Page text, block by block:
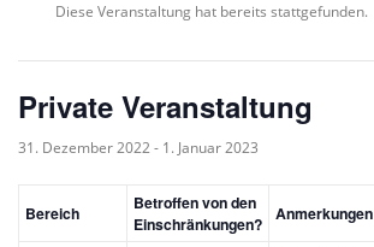
Diese Veranstaltung hat bereits stattgefunden.
Private Veranstaltung
31. Dezember 2022- 1. Januar 2023
Bereich
Betroffen von den
Einschränkungen?
Anmerkungen